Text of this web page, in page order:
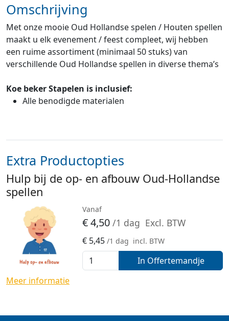
Omschrijving
Met onze mooie Oud Hollandse spelen / Houten spellen
maakt u elk evenement / feest compleet, wij hebben
een ruime assortiment (minimaal 50 stuks) van
verschillende Oud Hollandse spellen in diverse thema’s
Koe beker Stapelen is inclusief:
Alle benodigde materialen
Extra Productopties
Hulp bij de op- en afbouw Oud-Hollandse
spellen
Vanaf
€4,50 /1 dag Excl. BTW
€ 5,45 /1 dag incl. BTW
In Offertemandje
Meer informatie